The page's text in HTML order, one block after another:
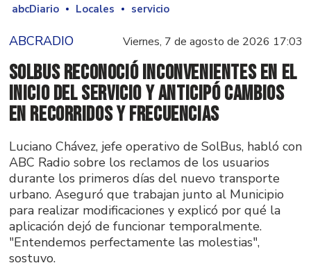
abcDiario Locales servicio
ABCRADIO Viernes, 7 de agosto de 2026 17:03
SolBus reconoció inconvenientes en el
inicio del servicio y anticipó cambios
en recorridos y frecuencias
Luciano Chávez, jefe operativo de SolBus, habló con
ABC Radio sobre los reclamos de los usuarios
durante los primeros días del nuevo transporte
urbano. Aseguró que trabajan junto al Municipio
para realizar modificaciones y explicó por qué la
aplicación dejó de funcionar temporalmente.
"Entendemos perfectamente las molestias",
sostuvo.